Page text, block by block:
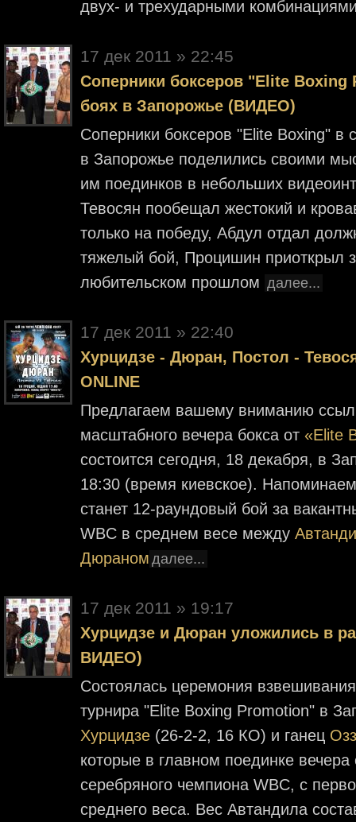
двух- и трехударными
17 дек 2011 » 22:45
Соперники боксеров "Elite
боях в Запорожье (ВИДЕО)
Соперники боксеров "Elite Boxing" в
в Запорожье поделились своими
им поединков в небольших
Тевосян пообещал жестокий и
только на победу, Абдул отдал
тяжелый бой, Процишин приоткрыл
любительском прошлом далее...
17 дек 2011 » 22:40
Хурцидзе - Дюран, Постол -
ONLINE
Предлагаем вашему вниманию
масштабного вечера бокса от «Elite
состоится сегодня, 18 декабря, в
18:30 (время киевское).
станет 12-раундовый бой за
WBC в среднем весе между
Дюраном далее...
17 дек 2011 » 19:17
Хурцидзе и Дюран уложились в
ВИДЕО)
Состоялась церемония
турнира "Elite Boxing Promotion" в
Хурцидзе (26-2-2, 16 КО) и ганец
которые в главном поединке вечера
серебряного чемпиона WBC, с
среднего веса. Вес Автандила